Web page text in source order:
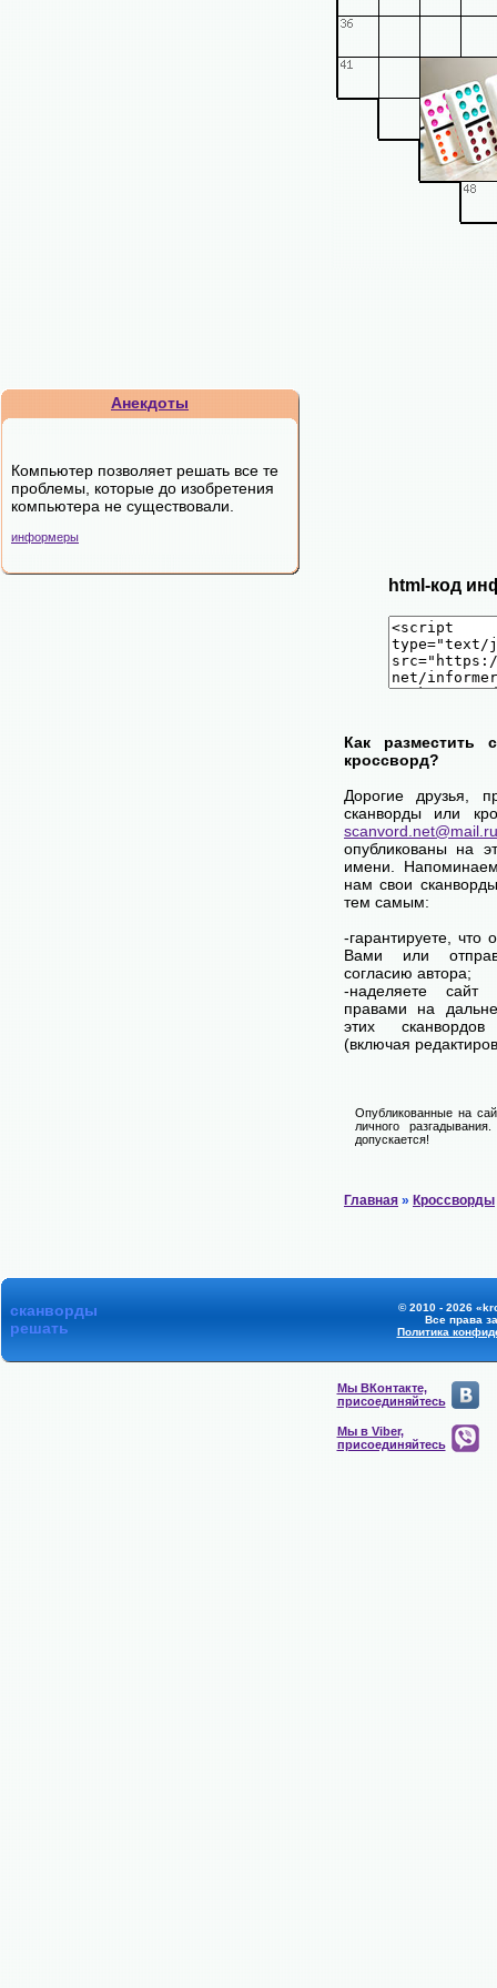
Анекдоты
Компьютер позволяет решать все те
проблемы, которые до изобретения
компьютера не существовали.
информеры
html-код
Как разместить
кроссворд?
Дорогие друзья,
сканворды или
scanvord.net@mail.ru
опубликованы на
имени.
нам свои
тем самым:
-гарантируете, что
Вами или
согласию автора;
-наделяете сайт
правами на
этих
(включая
Опубликованные на
личного
допускается!
Главная » Кроссворды
сканворды
решать
© 2010 - 2026
Все права
Политика
Мы ВКонтакте,
присоединяйтесь
Мы в Viber,
присоединяйтесь